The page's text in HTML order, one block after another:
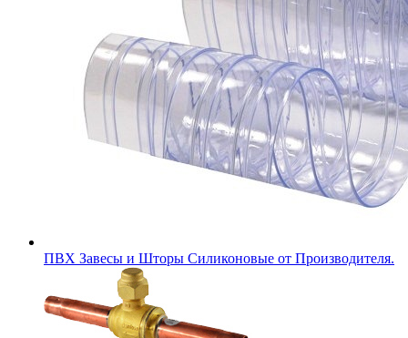
ПВХ Завесы и Шторы Силиконовые от Производителя.